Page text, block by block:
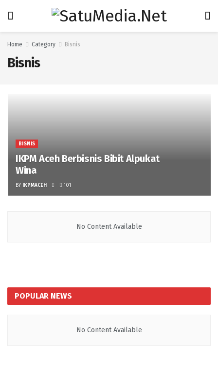
Home Category Bisnis
Bisnis
BISNIS
IKPM Aceh Berbisnis Bibit Alpukat
Wina
BY IKPMACEH 101
No Content Available
POPULAR NEWS
No Content Available